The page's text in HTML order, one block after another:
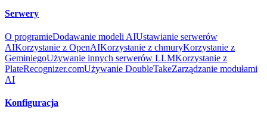
Serwery
O programieDodawanie modeli AIUstawianie serwerów
AIKorzystanie z OpenAIKorzystanie z chmuryKorzystanie z
GeminiegoUżywanie innych serwerów LLMKorzystanie z
PlateRecognizer.comUżywanie DoubleTakeZarządzanie modułami
AI
Konfiguracja